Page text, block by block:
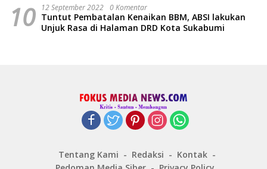
10 12 September 2022 0 Komentar
Tuntut Pembatalan Kenaikan BBM, ABSI lakukan
Unjuk Rasa di Halaman DRD Kota Sukabumi
Tentang Kami Redaksi
Kontak